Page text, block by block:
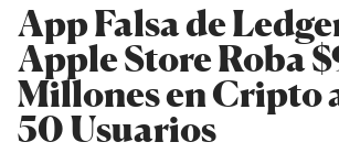
App Falsa de
Apple Store Roba
Millones en Cripto
50 Usuarios